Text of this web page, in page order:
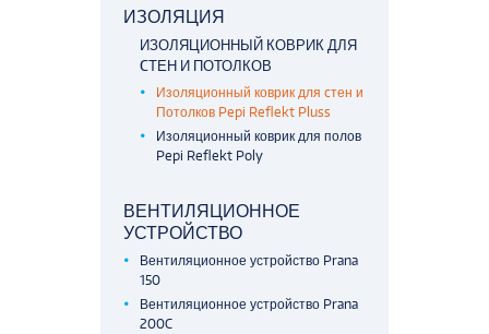
ИЗОЛЯЦИЯ
ИЗОЛЯЦИОННЫЙ КОВРИК ДЛЯ
CТЕН И ПОТОЛКОВ
Изоляционный коврик для cтен и
Потолков Pepi Reflekt Pluss
Изоляционный коврик для полов
Pepi Reflekt Poly
ВЕНТИЛЯЦИОННОЕ
УСТРОЙСТВО
Вентиляционное устройство Prana
150
Вентиляционное устройство Prana
200C